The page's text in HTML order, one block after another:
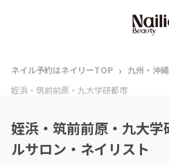
ネイル予約はネイリーTOP › 九州・沖縄
姪浜・筑前前原・九大学研都市
姪浜・筑前前原・九大学
ルサロン・ネイリスト